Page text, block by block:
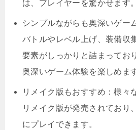
は、プレイヤーを驚かせます。
シンプルながらも奥深いゲー
バトルやレベル上げ、装備収
要素がしっかりと詰まってお
奥深いゲーム体験を楽しめま
リメイク版もおすすめ：様々
リメイク版が発売されており
にプレイできます。